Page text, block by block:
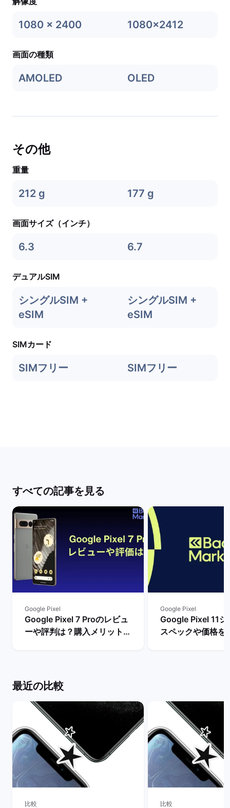
1080 x 2400 1080x2412
画面の種類
AMOLED OLED
その他
重量
212 g 177 g
画面サイズ（インチ）
6.3 6.7
デュアルSIM
シングルSIM +
eSIM
シングルSIM +
eSIM
SIMカード
SIMフリー SIMフリー
すべての記事を見る
Google Pixel
Google Pixel 7 Proのレビュ
ーや評判は？購入メリットと
Google Pixel
Google Pixel 11シ
スペックや価格を
最近の比較
比較 比較